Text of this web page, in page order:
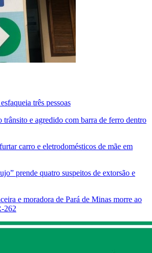
três pessoas
trânsito e agredido com barra de ferro dentro
carro e eletrodomésticos de mãe em
prende quatro suspeitos de extorsão e
e moradora de Pará de Minas morre ao
262